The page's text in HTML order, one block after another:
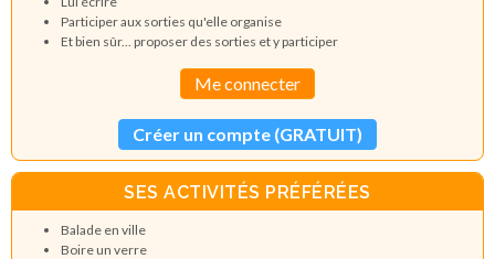
Participer aux sorties qu'elle organise
Et bien sûr... proposer des sorties et y participer
Me connecter
Créer un compte (GRATUIT)
SES ACTIVITÉS PRÉFÉRÉES
Balade en ville
Boire un verre